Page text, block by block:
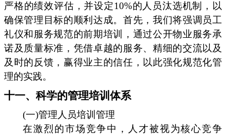
严格的绩效评估，并设定10%的人员汰选机制，以
确保管理目标的顺利达成。首先，我们将强调员工
礼仪和服务规范的前期培训，通过公开物业服务承
诺及质量标准，凭借卓越的服务、精细的交流以及
及时的反馈，赢得业主的信任，以此强化规范化管
理的实践。
十一、科学的管理培训体系
(一)管理人员培训管理
在激烈的市场竞争中，人才被视为核心竞争